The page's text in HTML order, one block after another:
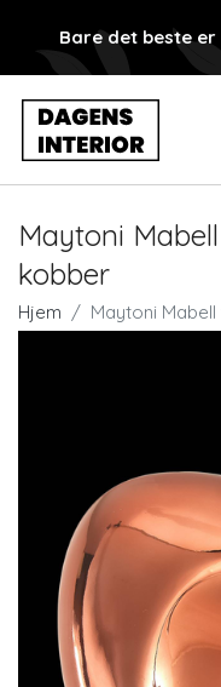
Bare det beste
Maytoni
kobber
Hjem Maytoni